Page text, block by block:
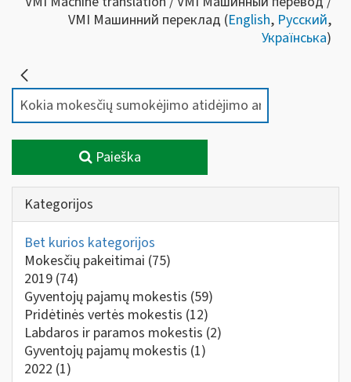
VMI Машинний переклад (English, Русский,
Українська)
Paieška
Kategorijos
Bet kurios kategorijos
Mokesčių pakeitimai (75)
2019 (74)
Gyventojų pajamų mokestis (59)
Pridėtinės vertės mokestis (12)
Labdaros ir paramos mokestis (2)
Gyventojų pajamų mokestis (1)
2022 (1)